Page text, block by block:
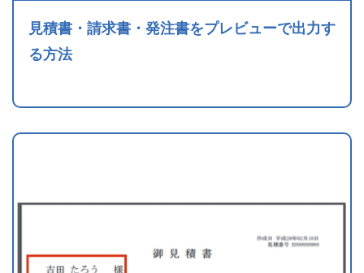
見積書・請求書・発注書をプレビューで出力す
る方法